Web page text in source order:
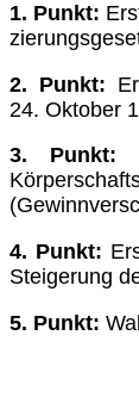
1. Punkt:
2. Punkt:
24. Oktober
3. Punkt:
4. Punkt:
Steigerung
5. Punkt: